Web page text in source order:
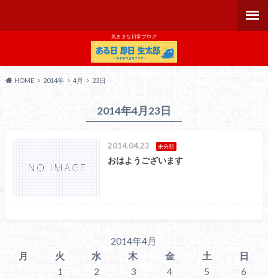
気ままな日常ブログ
HOME 2014年 4月 23日
2014年4月23日
2014.04.23 未分類
おはようございます
2014年4月
月
火 水 木 金 土
日
1
2 3 4 5
6